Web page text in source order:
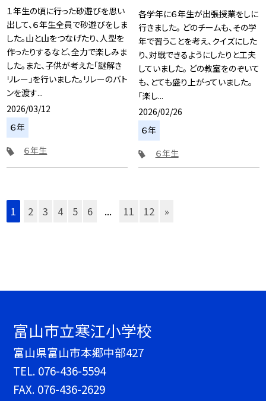
１年生の頃に行った砂遊びを思い
出して、６年生全員で砂遊びをしま
した。山と山をつなげたり、人型を
作ったりするなど、全力で楽しみま
した。また、子供が考えた「謎解き
リレー」を行いました。リレーのバト
ンを渡す...
2026/03/12
６年
６年生
各学年に６年生が出張授業をしに
行きました。 どのチームも、その学
年で習うことを考え、クイズにした
り、対戦できるようにしたりと工夫
していました。 どの教室をのぞいて
も、とても盛り上がっていました。
「楽し...
2026/02/26
６年
６年生
1 2 3 4 5 6 ... 11 12 »
富山市立寒江小学校
富山県富山市本郷中部427
TEL. 076-436-5594
FAX. 076-436-2629